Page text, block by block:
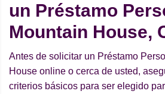
un Préstamo
Mountain House,
Antes de solicitar un Préstamo
House online o cerca de usted,
criterios básicos para ser elegido